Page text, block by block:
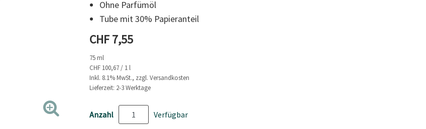
zur
gleichen
Seite.
Ohne Parfümöl
Tube mit 30% Papieranteil
Aktueller Preis
CHF 7,55
75 ml
CHF 100,67 / 1 l
Inkl. 8.1% MwSt., zzgl. Versandkosten
Lieferzeit: 2-3 Werktage
Anzahl Verfügbar